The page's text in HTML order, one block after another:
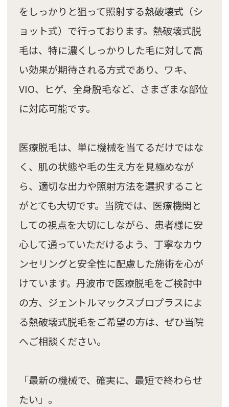
をしっかりと狙って照射する熱破壊式（シ
ョット式）で行っております。熱破壊式脱
毛は、特に濃くしっかりした毛に対して高
い効果が期待される方式であり、ワキ、
VIO、ヒゲ、全身脱毛など、さまざまな部位
に対応可能です。
医療脱毛は、単に機械を当てるだけではな
く、肌の状態や毛の生え方を見極めなが
ら、適切な出力や照射方法を選択すること
がとても大切です。当院では、医療機関と
しての視点を大切にしながら、患者様に安
心して通っていただけるよう、丁寧なカウ
ンセリングと安全性に配慮した施術を心が
けています。丹波市で医療脱毛をご検討中
の方、ジェントルマックスプロプラスによ
る熱破壊式脱毛をご希望の方は、ぜひ当院
へご相談ください。
「最新の機械で、確実に、最短で終わらせ
たい」。